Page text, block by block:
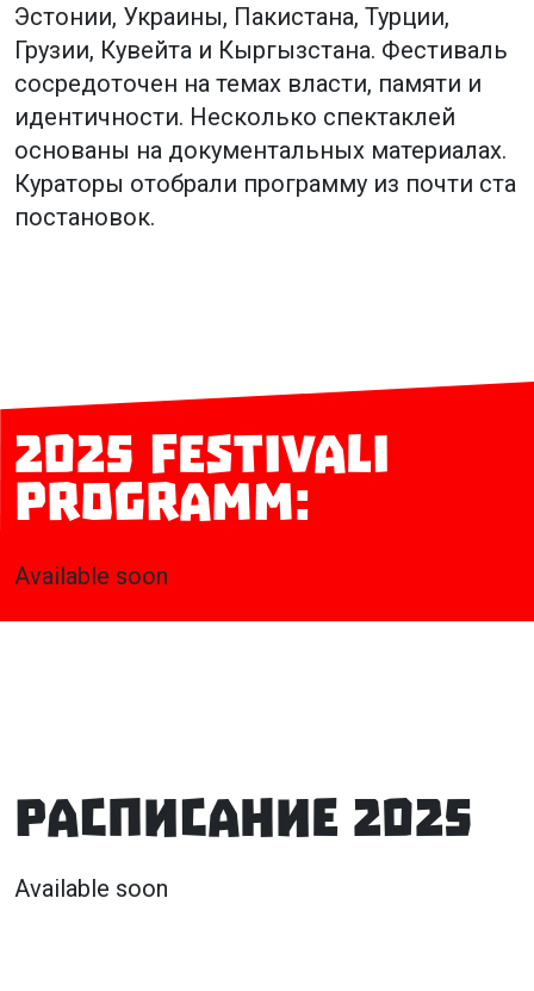
Эстонии, Украины, Пакистана, Турции,
Грузии, Кувейта и Кыргызстана. Фестиваль
сосредоточен на темах власти, памяти и
идентичности. Несколько спектаклей
основаны на документальных материалах.
Кураторы отобрали программу из почти ста
постановок.
2025 festivali
programm:
Available soon
РАСПИСАНИЕ 2025
Available soon